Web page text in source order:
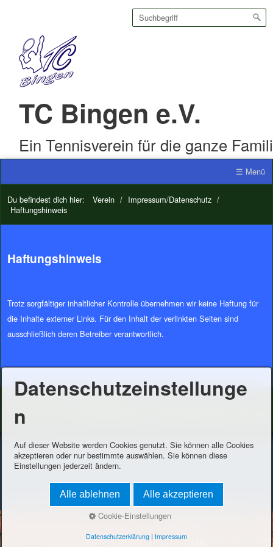
TC Bingen e.V.
Ein Tennisverein für die ganze
☰ Menü
Du befindest dich hier: Verein / Impressum/Datenschutz /
Haftungshinweis
Haftungshinweis
Trotz sorgfältiger inhaltlicher Kontrolle übernehmen wir keine Haftung für
die Inhalte externer Links. Für den Inhalt der verlinkten Seiten sind
ausschließlich deren Betreiber verantwortlich.
Datenschutzeinstellunge
n
Auf dieser Website werden Cookies genutzt. Sie können alle Cookies
akzeptieren oder nur bestimmte auswählen. Sie können diese
Einstellungen jederzeit ändern.
Alle ablehnen Alle akzeptieren
Cookie-Einstellungen
Datenschutzerklärung| Impressum